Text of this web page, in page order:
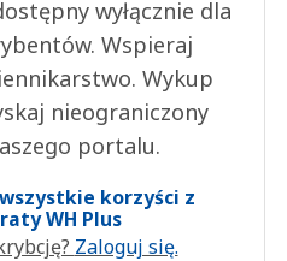
wyłącznie dla
Wspieraj
Wykup
nieograniczony
portalu.
korzyści z
WH Plus
Zaloguj się.